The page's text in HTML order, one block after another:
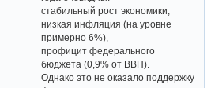
стабильный рост экономики,
низкая инфляция (на уровне
примерно 6%),
профицит федерального
бюджета (0,9% от ВВП).
Однако это не оказало поддержку